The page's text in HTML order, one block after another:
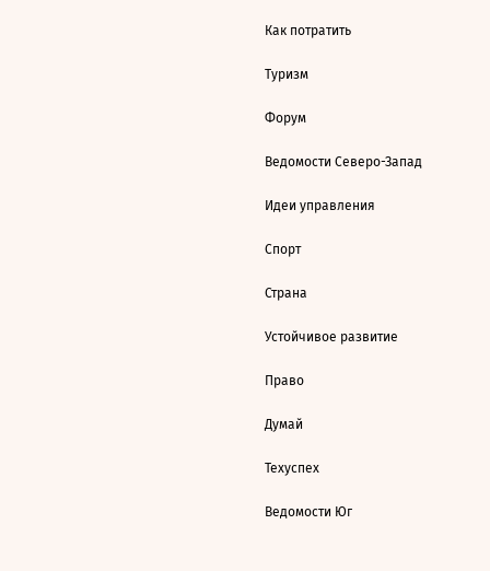
Как потратить
Туризм
Форум
Ведомости Северо-Запад
Идеи управления
Спорт
Страна
Устойчивое развитие
Право
Думай
Техуспех
Ведомости Юг